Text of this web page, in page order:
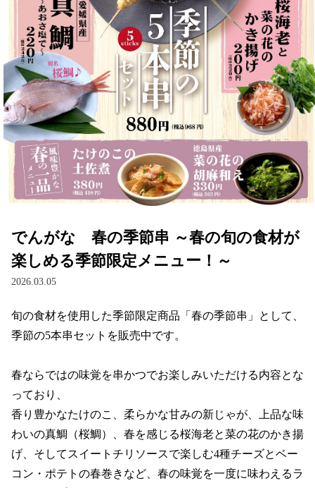
でんがな 春の季節串 ～春の旬の食材が
楽しめる季節限定メニュー！～
2026.03.05
旬の食材を使用した季節限定商品「春の季節串」として、
季節の5本串セットを販売中です。
春ならではの味覚を串かつでお楽しみいただける内容とな
っており、
香り豊かなたけのこ、柔らかな甘みの新じゃが、上品な味
わいの真鯛（桜鯛）、春を感じる桜海老と菜の花のかき揚
げ、そしてスイートチリソースで楽しむ4種チーズとベー
コン・ポテトの春巻きなど、春の味覚を一度に味わえるラ